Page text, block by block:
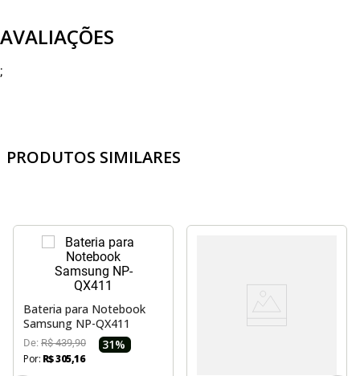
AVALIAÇÕES
;
PRODUTOS SIMILARES
Bateria para Notebook
Samsung NP-QX411
De: R$ 439,90 31%
Por: R$305,16